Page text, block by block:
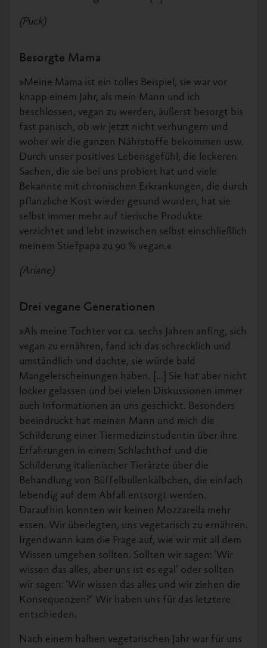
(Puck)
Besorgte Mama
»Meine Mama ist ein tolles Beispiel, sie war vor
knapp einem Jahr, als mein Mann und ich
beschlossen, vegan zu werden, äußerst besorgt bis
fast panisch, ob wir jetzt nicht verhungern und
woher wir die ganzen Nährstoffe bekommen usw.
Durch unser positives Lebensgefühl, die leckeren
Sachen, die sie bei uns probiert hat und viele
Bekannte mit chronischen Erkrankungen, die durch
pflanzliche Kost wieder gesund wurden, hat sie
selbst immer mehr auf tierische Produkte
verzichtet und lebt inzwischen selbst einschließlich
meinem Stiefpapa zu 90 % vegan.«
(Ariane)
Drei vegane Generationen
»Als meine Tochter vor ca. sechs Jahren anfing, sich
vegan zu ernähren, fand ich das schrecklich und
umständlich und dachte, sie würde bald
Mangelerscheinungen haben. [...] Sie hat aber nicht
locker gelassen und bei vielen Diskussionen immer
auch Informationen an uns geschickt. Besonders
beeindruckt hat meinen Mann und mich die
Schilderung einer Tiermedizinstudentin über ihre
Erfahrungen in einem Schlachthof und die
Schilderung italienischer Tierärzte über die
Behandlung von Büffelbullenkälbchen, die einfach
lebendig auf dem Abfall entsorgt werden.
Daraufhin konnten wir keinen Mozzarella mehr
essen. Wir überlegten, uns vegetarisch zu ernähren.
Irgendwann kam die Frage auf, wie wir mit all dem
Wissen umgehen sollten. Sollten wir sagen: ‘Wir
wissen das alles, aber uns ist es egal’ oder sollten
wir sagen: ‘Wir wissen das alles und wir ziehen die
Konsequenzen?’ Wir haben uns für das letztere
entschieden.
Nach einem halben vegetarischen Jahr war für uns